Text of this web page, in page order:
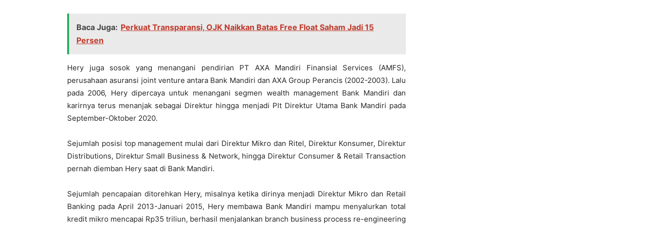
Baca Juga: Perkuat Transparansi, OJK Naikkan Batas Free Float Saham Jadi 15
Persen
Hery juga sosok yang menangani pendirian PT AXA Mandiri Finansial Services (AMFS),
perusahaan asuransi joint venture antara Bank Mandiri dan AXA Group Perancis (2002-2003). Lalu
pada 2006, Hery dipercaya untuk menangani segmen wealth management Bank Mandiri dan
karirnya terus menanjak sebagai Direktur hingga menjadi Plt Direktur Utama Bank Mandiri pada
September-Oktober 2020.
Sejumlah posisi top management mulai dari Direktur Mikro dan Ritel, Direktur Konsumer, Direktur
Distributions, Direktur Small Business & Network, hingga Direktur Consumer & Retail Transaction
pernah diemban Hery saat di Bank Mandiri.
Sejumlah pencapaian ditorehkan Hery, misalnya ketika dirinya menjadi Direktur Mikro dan Retail
Banking pada April 2013-Januari 2015, Hery membawa Bank Mandiri mampu menyalurkan total
kredit mikro mencapai Rp35 triliun, berhasil menjalankan branch business process re-engineering